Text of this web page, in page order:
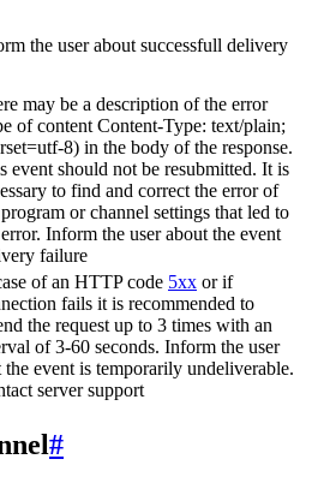
the user about successfull delivery
may be a description of the error
of content Content-Type: text/plain;
8) in the body of the response.
event should not be resubmitted. It is
to find and correct the error of
or channel settings that led to
Inform the user about the event
failure
of an HTTP code 5xx or if
fails it is recommended to
the request up to 3 times with an
of 3-60 seconds. Inform the user
the event is temporarily undeliverable.
server support
#